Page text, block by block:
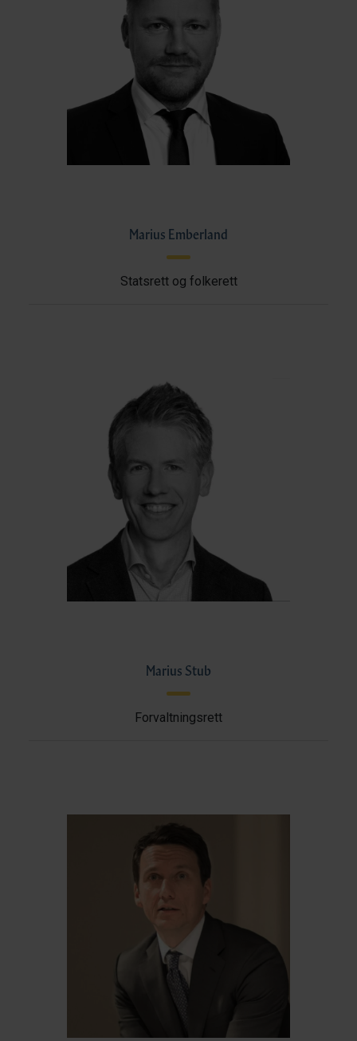
Marius Emberland
Statsrett og folkerett
Marius Stub
Forvaltningsrett